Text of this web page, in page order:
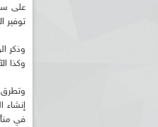
على
توفير
وذكر
وكذا
وتطرق
في